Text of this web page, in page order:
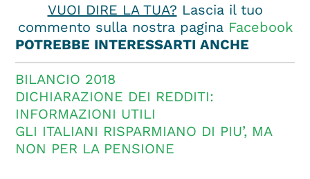
VUOI DIRE LA TUA? Lascia il tuo
commento sulla nostra pagina Facebook
POTREBBE INTERESSARTI ANCHE
BILANCIO 2018
DICHIARAZIONE DEI REDDITI:
INFORMAZIONI UTILI
GLI ITALIANI RISPARMIANO DI PIU’, MA
NON PER LA PENSIONE